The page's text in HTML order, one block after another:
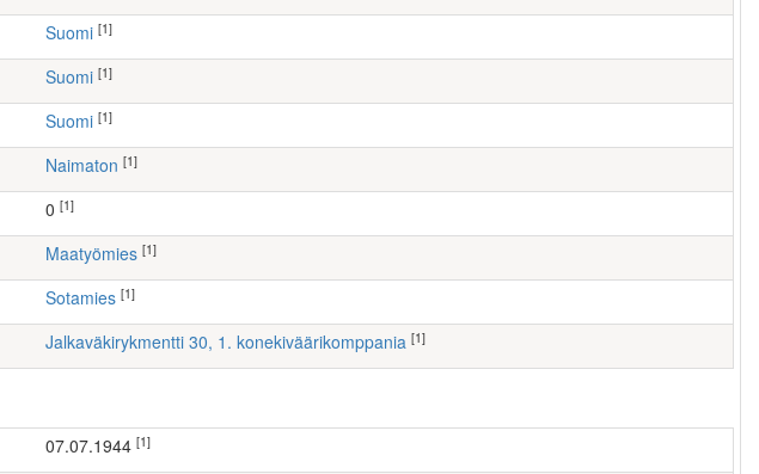
Suomi [1]
Suomi [1]
Suomi [1]
Naimaton [1]
[1]
maatyömies [1]
Sotamies [1]
Jalkaväkirykmentti 30, 1. konekiväärikomppania [1]
07.07.1944 [1]